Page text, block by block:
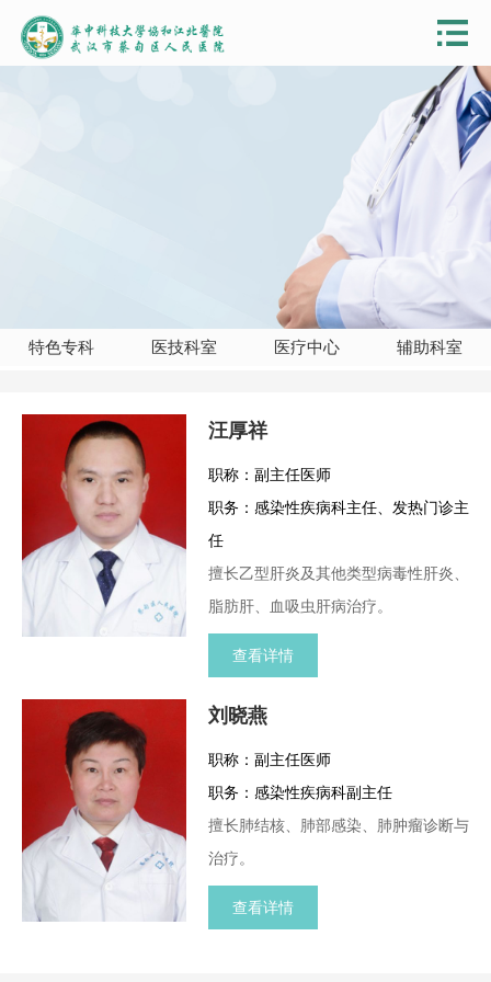
特色专科 医技科室 医疗中心 辅助科室
汪厚祥
职称：副主任医师
职务：感染性疾病科主任、发热门诊主
任
擅长乙型肝炎及其他类型病毒性肝炎、
脂肪肝、血吸虫肝病治疗。
查看详情
刘晓燕
职称：副主任医师
职务：感染性疾病科副主任
擅长肺结核、肺部感染、肺肿瘤诊断与
治疗。
查看详情